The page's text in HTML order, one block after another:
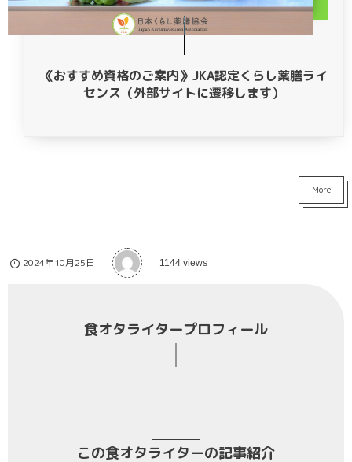
《おすすめ資格のご案内》JKA認定くらし薬膳ライ
センス（外部サイトに遷移します）
More
2024年10月25日 1144 views
食オタライタープロフィール
この食オタライターの記事紹介